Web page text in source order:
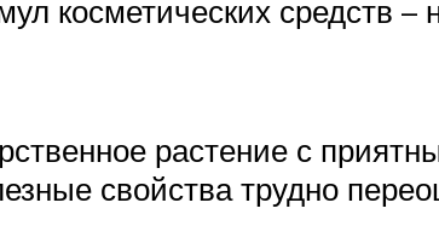
косметических средств –
растение с
свойства трудно